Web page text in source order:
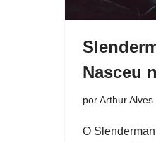
Nasceu
porArthur Alves
O